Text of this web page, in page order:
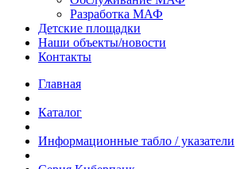
Разработка МАФ
Детские площадки
Наши объекты/новости
Контакты
Главная
Каталог
Информационные табло / указатели